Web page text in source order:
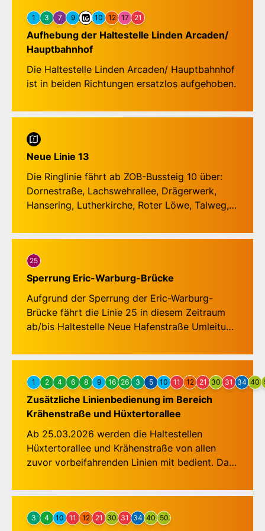
1 3 7 9 10 12 17 21
Aufhebung der Haltestelle Linden Arcaden/
Hauptbahnhof
Die Haltestelle Linden Arcaden/ Hauptbahnhof
ist in beiden Richtungen ersatzlos aufgehoben.
Neue Linie 13
Die Ringlinie fährt ab ZOB-Bussteig 10 über:
Dornestraße, Lachswehrallee, Drägerwerk,
Hansering, Lutherkirche, Roter Löwe, Talweg,
Rotenhauser Feld, Fregattenstraße, Max-Reger-
Wisbystraße, Meierstraße zum ZOB-Bussteig 2.
Bussteig 11 über:
Meierstraße, Wisbystraße, Mozartstraße,
Burckhardt-Gymnasium, Max-Reger-Straße,
Karavellenstraße, Korvettenstraße, Talweg,
Roter Löwe, Drägerwerk, Lutherkirche,
Hansering, Drägerwerk, Lachswehrallee,
25
Sperrung Eric-Warburg-Brücke
Aufgrund der Sperrung der Eric-Warburg-
Brücke fährt die Linie 25 in diesem Zeitraum
ab/bis Haltestelle Neue Hafenstraße Umleitung
Falkenstraße zum/ab Gustav-Radbruch-Platz.
Haltestellen Eric-Warburg-Brücke,
Einsiedelstraße, Karlstraße und An der
Hansehalle nicht bedient werden.
1 2 4 6 8 9 16 26 3 5 10 11 12 21 30 31 34 40
Zusätzliche Linienbedienung im Bereich
Krähenstraße und Hüxtertorallee
Ab 25.03.2026 werden die Haltestellen
Hüxtertorallee und Krähenstraße von allen
zuvor vorbeifahrenden Linien mit bedient. Das
3 4 10 11 12 21 30 31 34 40 50